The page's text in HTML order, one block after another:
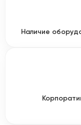
Наличие